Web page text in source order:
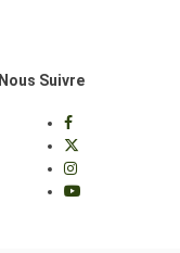
Nous Suivre